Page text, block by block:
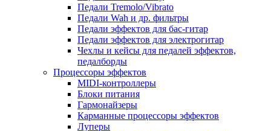
Педали Tremolo/Vibrato
Педали Wah и др. фильтры
Педали эффектов для бас-гитар
Педали эффектов для электрогитар
Чехлы и кейсы для педалей эффектов,
педалборды
Процессоры эффектов
MIDI-контроллеры
Блоки питания
Гармонайзеры
Карманные процессоры эффектов
Луперы